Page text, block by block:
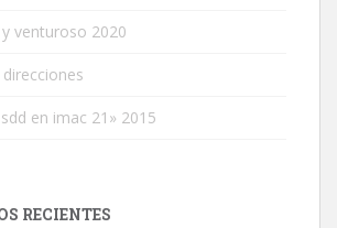
venturoso 2020
en imac 21» 2015
RECIENTES